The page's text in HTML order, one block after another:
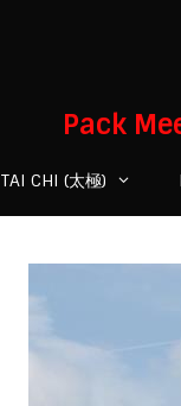
Pack
TAI CHI (太極)